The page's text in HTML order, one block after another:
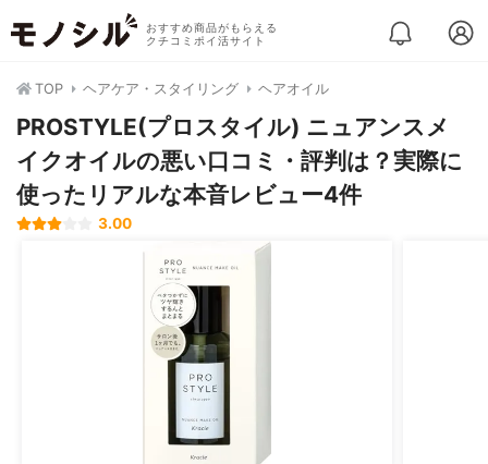
おすすめ商品がもらえる
クチコミポイ活サイト
TOP ヘアケア・スタイリング ヘアオイル
PROSTYLE(プロスタイル) ニュアンスメ
イクオイルの悪い口コミ・評判は？実際に
使ったリアルな本音レビュー4件
3.00